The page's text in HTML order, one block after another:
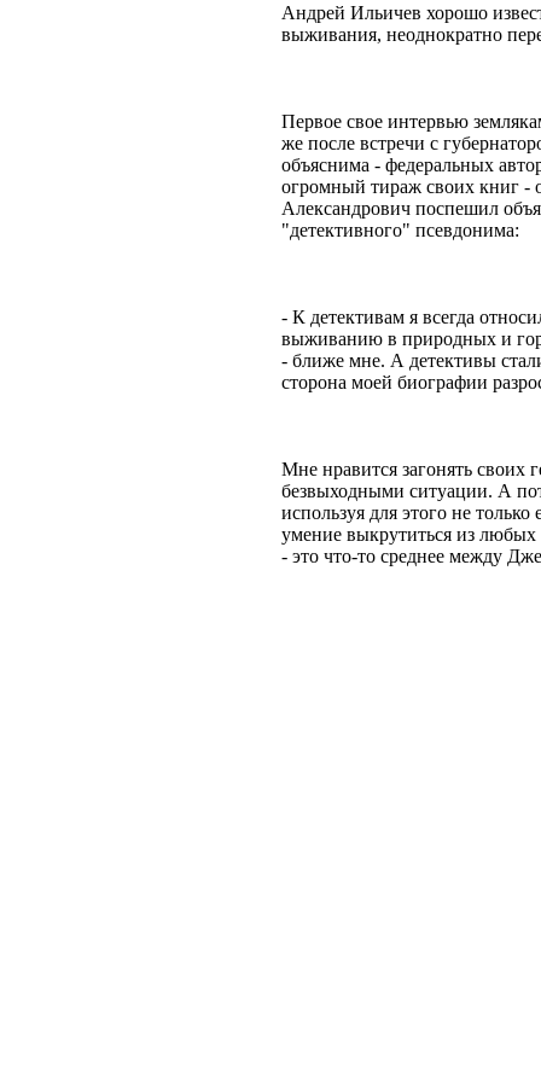
Андрей Ильичев хорошо
выживания, неоднократно
Первое свое интервью
же после встречи с
объяснима - федеральных
огромный тираж своих книг -
Александрович поспешил
"детективного" псевдонима:
- К детективам я всегда
выживанию в природных и
- ближе мне. А детективы
сторона моей биографии
Мне нравится загонять своих
безвыходными ситуации. А
используя для этого не
умение выкрутиться из
- это что-то среднее между